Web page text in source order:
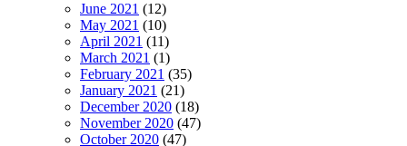
June 2021 (12)
May 2021 (10)
April 2021 (11)
March 2021 (1)
February 2021 (35)
January 2021 (21)
December 2020 (18)
November 2020 (47)
October 2020 (47)